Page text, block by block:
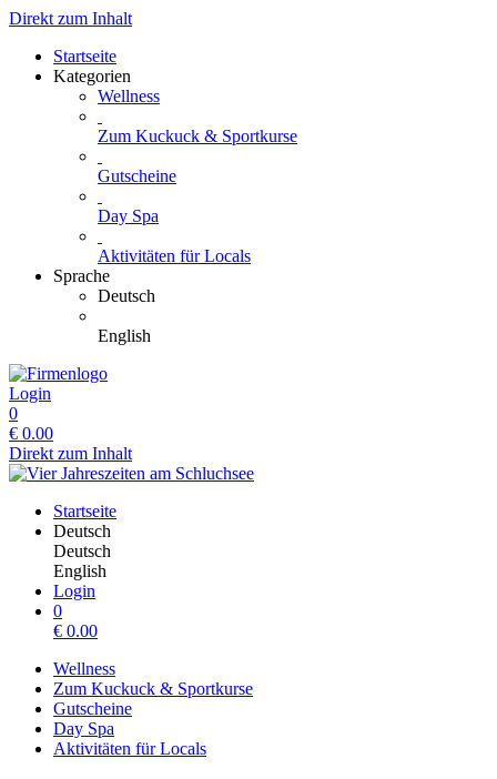
Direkt zum Inhalt
Startseite
Kategorien
Wellness
Zum Kuckuck & Sportkurse
Gutscheine
Day Spa
Aktivitäten für Locals
Sprache
Deutsch
English
Login
0
€ 0.00
Direkt zum Inhalt
Startseite
Deutsch
Deutsch
English
Login
0
€ 0.00
Wellness
Zum Kuckuck & Sportkurse
Gutscheine
Day Spa
Aktivitäten für Locals